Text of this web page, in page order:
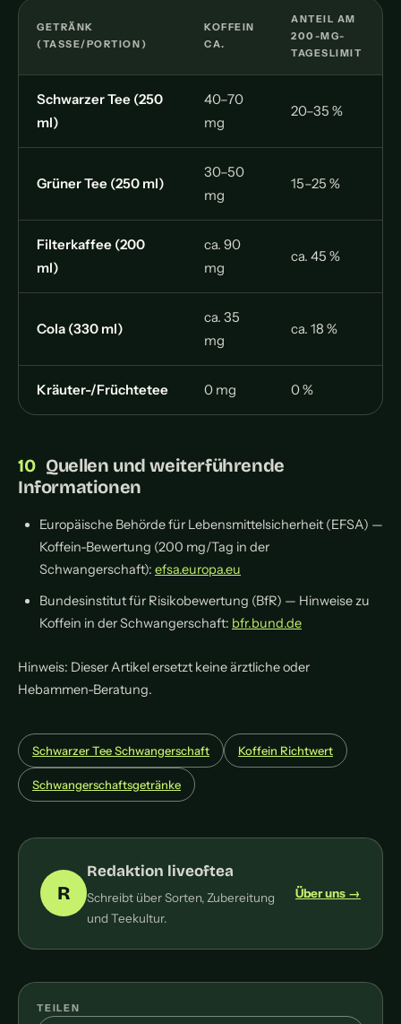
GETRÄNK
(TASSE/PORTION)
KOFFEIN
CA.
ANTEIL AM
200-MG-
TAGESLIMIT
Schwarzer Tee (250
ml)
40–70
mg
20–35 %
Grüner Tee (250 ml)
30–50
mg
15–25 %
Filterkaffee (200
ml)
ca. 90
mg
ca. 45 %
Cola (330 ml)
ca. 35
mg
ca. 18 %
Kräuter-/Früchtetee 0 mg 0 %
Quellen und weiterführende
Informationen
Europäische Behörde für Lebensmittelsicherheit (EFSA) —
Koffein-Bewertung (200 mg/Tag in der
Schwangerschaft): efsa.europa.eu
Bundesinstitut für Risikobewertung (BfR) — Hinweise zu
Koffein in der Schwangerschaft: bfr.bund.de
Hinweis: Dieser Artikel ersetzt keine ärztliche oder
Hebammen-Beratung.
Schwarzer Tee Schwangerschaft Koffein Richtwert
Schwangerschaftsgetränke
R
Redaktion liveoftea
Schreibt über Sorten, Zubereitung
und Teekultur.
Über uns →
TEILEN